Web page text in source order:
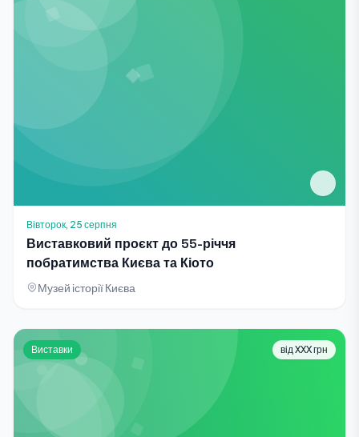
Вівторок, 25 серпня
Виставковий проєкт до 55-річчя
побратимства Києва та Кіото
Музей історії Києва
Виставки від XXX грн